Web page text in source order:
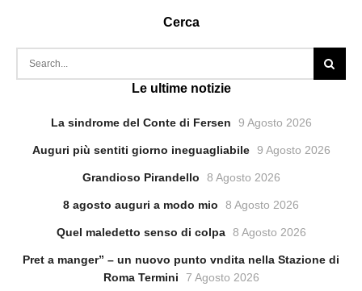
Cerca
Le ultime notizie
La sindrome del Conte di Fersen 9 Agosto 2026
Auguri più sentiti giorno ineguagliabile 9 Agosto 2026
Grandioso Pirandello 8 Agosto 2026
8 agosto auguri a modo mio 8 Agosto 2026
Quel maledetto senso di colpa 8 Agosto 2026
Pret a manger” – un nuovo punto vndita nella Stazione di
Roma Termini
7 Agosto 2026